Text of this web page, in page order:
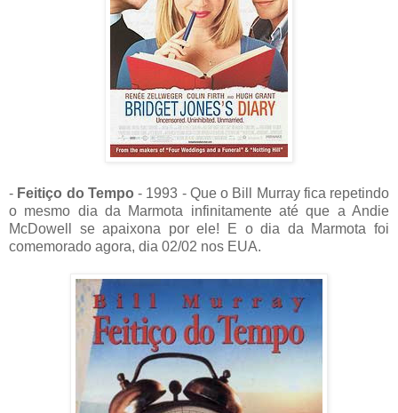
- Feitiço do Tempo - 1993 - Que o Bill Murray fica repetindo
o mesmo dia da Marmota infinitamente até que a Andie
McDowell se apaixona por ele! E o dia da Marmota foi
comemorado agora, dia 02/02 nos EUA.